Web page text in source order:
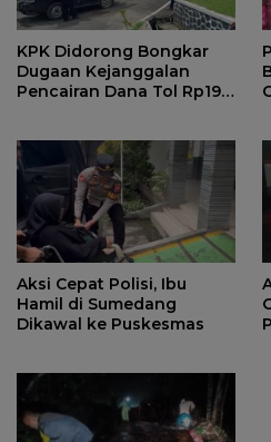
KPK Didorong Bongkar
Dugaan Kejanggalan
Pencairan Dana Tol Rp190
Aksi Cepat Polisi, Ibu
Hamil di Sumedang
Dikawal ke Puskesmas